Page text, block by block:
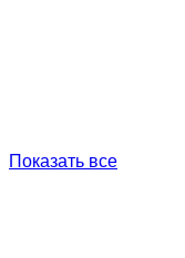
Показать все